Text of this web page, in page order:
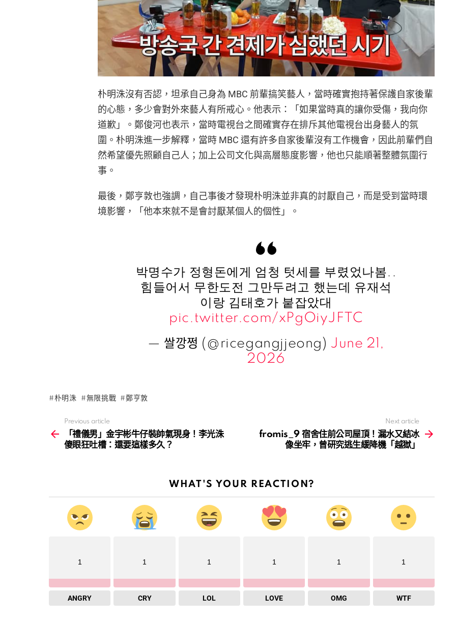
朴明洙沒有否認，坦承自己身為 MBC 前輩搞笑藝人，當時確實抱持著保護自家後輩
的心態，多少會對外來藝人有所戒心。他表示：「如果當時真的讓你受傷，我向你
道歉」。鄭俊河也表示，當時電視台之間確實存在排斥其他電視台出身藝人的氛
圍。朴明洙進一步解釋，當時 MBC 還有許多自家後輩沒有工作機會，因此前輩們自
然希望優先照顧自己人；加上公司文化與高層態度影響，他也只能順著整體氛圍行
事。
最後，鄭亨敦也強調，自己事後才發現朴明洙並非真的討厭自己，而是受到當時環
境影響，「他本來就不是會討厭某個人的個性」。
박명수가 정형돈에게 엄청 텃세를 부렸었나봄..
힘들어서 무한도전 그만두려고 했는데 유재석
이랑 김태호가 붙잡았대
pic.twitter.com/xPgOiyJFTC
— 쌀깡쩡 (@ricegangjjeong) June 21,
2026
朴明洙 無限挑戰 鄭亨敦
more
Previous article
「禮儀男」金宇彬牛仔裝帥氣現身！李光洙
傻眼狂吐槽：還要這樣多久？
Next article
fromis_9 宿舍住前公司屋頂！漏水又結冰
像坐牢，曾研究逃生緩降機「越獄」
WHAT'S YOUR REACTION?
1
ANGRY
1
CRY
1
LOL
1
LOVE
1
OMG
1
WTF